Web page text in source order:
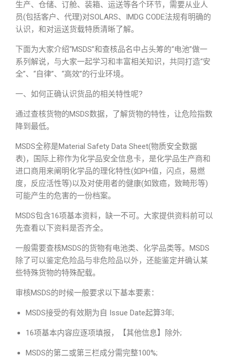
生产、仓储、订舱、装箱、运送等各个环节，需要从业人
员(包括客户、代理)对SOLARS、IMDG CODE法规有明确的
认识，和对运送货载特质清晰了解。
下面为大家介绍“MSDS”和查核品名中占头筹的“电池”做一
系列解说，与大家一起学习和丰富相关知识，共同打造“安
全”、“自律”、“高效”的行业环境。
一、如何正确认识货品的相关特性呢?
通过查核货物的MSDS数据，了解货物的特性，让危险指数
降到最低。
MSDS全称是Material Safety Data Sheet(物质安全数据
表)，国际上称作为化学品安全信息卡，是化学品生产商和
进口商用来阐明化学品的理化特性(如PH值，闪点，易燃
度，反应活性等)以及对使用者的健康(如致癌，致畸形等)
可能产生的危害的一份档案。
MSDS包含16项基本资料，缺一不可。大家提供资料前可以
先查看以下资料是否齐全。
一般需要查核MSDS的货物有电池类、化学品类等。MSDS
除了可以鉴定危险品与非危险品以外，还能鉴定并确认某
些特殊货物的特殊配载。
审核MSDS的时候一般要求以下基本要素：
MSDS接受的有效期为自 Issue Date起算3年;
16项基本内容应逐项填报，【其他信息】除外;
MSDS的第二或第三栏成分需完整100%;